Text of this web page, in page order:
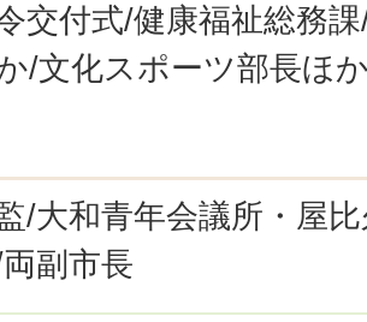
交付式/健康福祉総務
/文化スポーツ部長ほ
/大和青年会議所・屋
副市長